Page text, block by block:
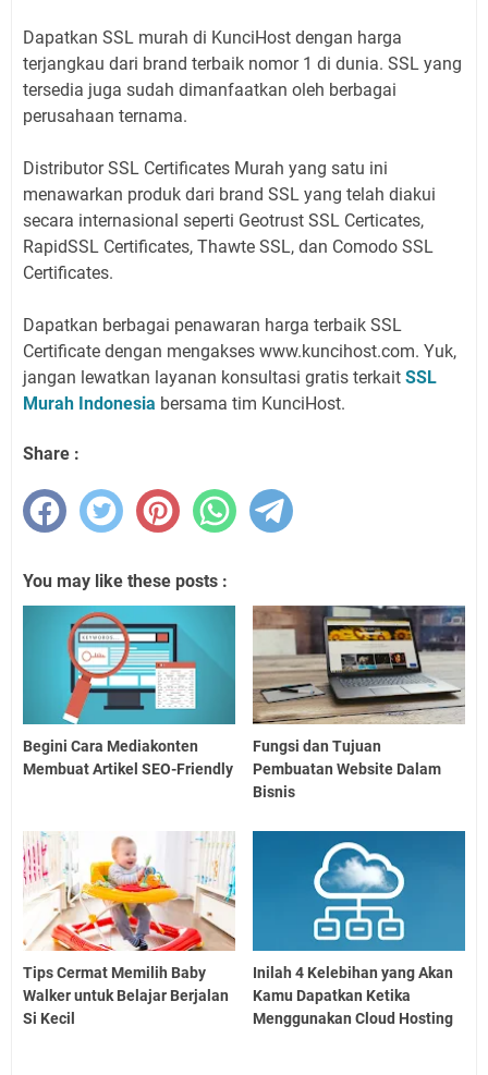
Dapatkan SSL murah di KunciHost dengan harga
terjangkau dari brand terbaik nomor 1 di dunia. SSL yang
tersedia juga sudah dimanfaatkan oleh berbagai
perusahaan ternama.
Distributor SSL Certificates Murah yang satu ini
menawarkan produk dari brand SSL yang telah diakui
secara internasional seperti Geotrust SSL Certicates,
RapidSSL Certificates, Thawte SSL, dan Comodo SSL
Certificates.
Dapatkan berbagai penawaran harga terbaik SSL
Certificate dengan mengakses www.kuncihost.com. Yuk,
jangan lewatkan layanan konsultasi gratis terkait SSL
Murah Indonesia bersama tim KunciHost.
Share :
You may like these posts :
Begini Cara Mediakonten
Membuat Artikel SEO-Friendly
Fungsi dan Tujuan
Pembuatan Website Dalam
Bisnis
Tips Cermat Memilih Baby
Walker untuk Belajar Berjalan
Si Kecil
Inilah 4 Kelebihan yang Akan
Kamu Dapatkan Ketika
Menggunakan Cloud Hosting